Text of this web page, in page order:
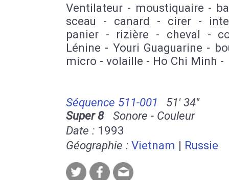
Ventilateur - moustiquaire -
sceau - canard - cirer -
panier - rizière - cheval -
Lénine - Youri Guaguarine -
micro - volaille - Ho Chi Minh -
Séquence 511-001
51' 34''
Super 8Sonore - Couleur
Date : 1993
Géographie : Vietnam | Russie